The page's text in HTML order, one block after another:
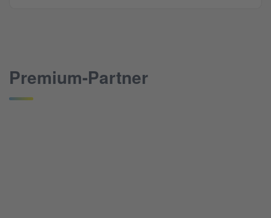
Premium-Partner